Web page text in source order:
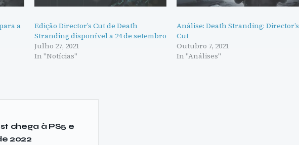
a
Edição Director’s Cut de Death
Stranding disponível a 24 de setembro
Julho 27, 2021
In "Notícias"
Análise: Death Stranding: Director’s
Cut
Outubro 7, 2021
In "Análises"
chega à PS5 e
2022